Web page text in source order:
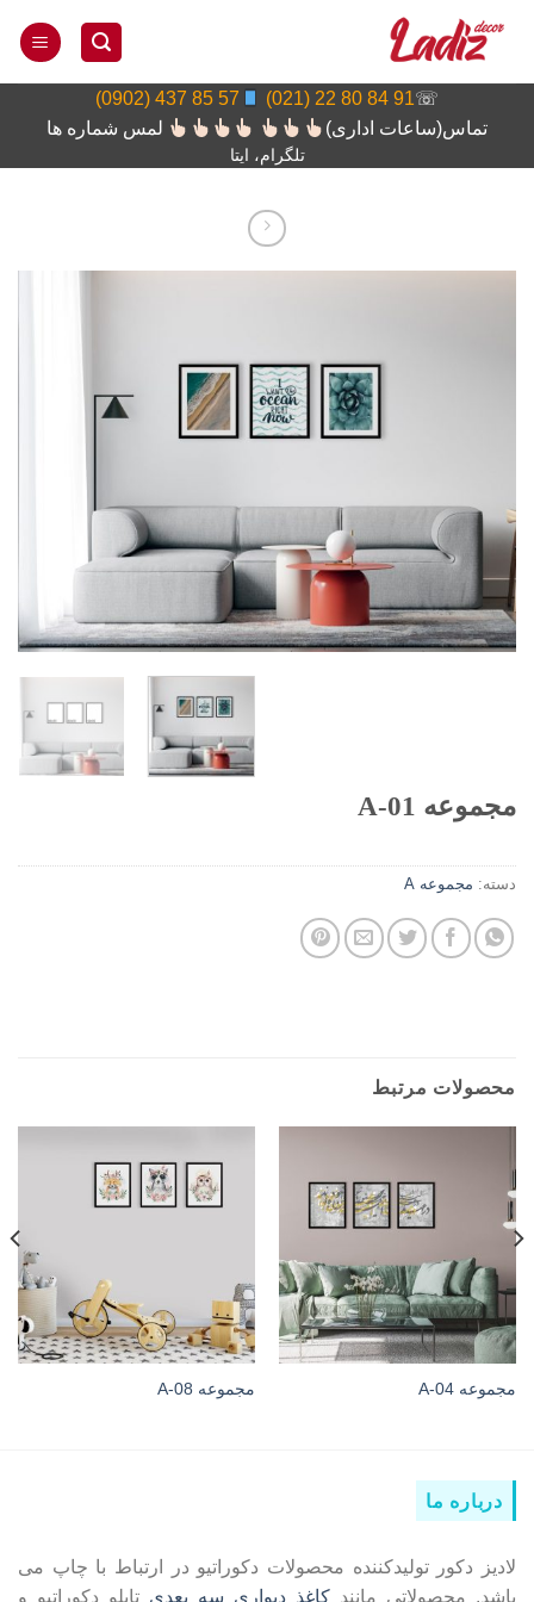
☏
91 84 80 22 (021)
57 85 437 (0902)
تماس(ساعات اداری)
لمس شماره ها
تلگرام، ایتا
مجموعه 01-A
دسته: مجموعه A
محصولات مرتبط
مجموعه 04-A مجموعه 08-A
درباره ما
لادیز دکور تولیدکننده محصولات دکوراتیو در ارتباط با چاپ می
باشد. محصولاتی مانند کاغذ دیواری سه بعدی تابلو دکوراتیو و